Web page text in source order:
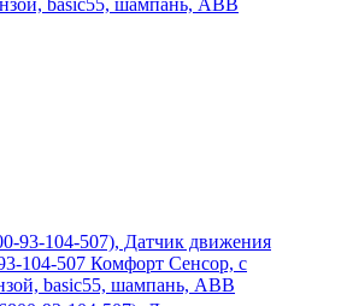
93-104-507), Датчик движения
104-507 Комфорт Сенсор, с
basic55, шампань, ABB